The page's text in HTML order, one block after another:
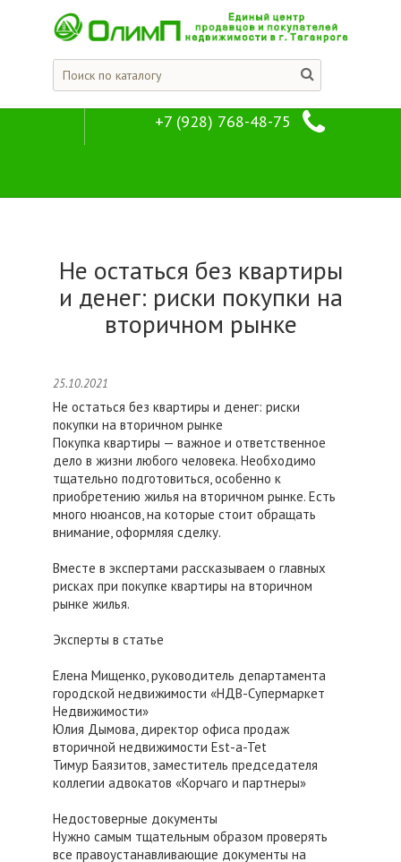
+7 (928) 768-48-75
Не остаться без квартиры
и денег: риски покупки на
вторичном рынке
25.10.2021
Не остаться без квартиры и денег: риски
покупки на вторичном рынке
Покупка квартиры — важное и ответственное
дело в жизни любого человека. Необходимо
тщательно подготовиться, особенно к
приобретению жилья на вторичном рынке. Есть
много нюансов, на которые стоит обращать
внимание, оформляя сделку.
Вместе в экспертами рассказываем о главных
рисках при покупке квартиры на вторичном
рынке жилья.
Эксперты в статье
Елена Мищенко, руководитель департамента
городской недвижимости «НДВ-Супермаркет
Недвижимости»
Юлия Дымова, директор офиса продаж
вторичной недвижимости Est-a-Tet
Тимур Баязитов, заместитель председателя
коллегии адвокатов «Корчаго и партнеры»
Недостоверные документы
Нужно самым тщательным образом проверять
все правоустанавливающие документы на